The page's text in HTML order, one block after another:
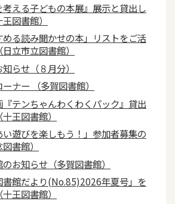
考える子どもの本展』展示と貸出し
図書館）
める読み聞かせの本」リストをご活
立市立図書館）
らせ（８月分）
ナー （多賀図書館）
テンちゃんわくわくパック』貸出
王図書館）
い遊びを楽しもう！」参加者募集の
書館）
お知らせ（多賀図書館）
書館だより(No.85)2026年夏号」を
王図書館）